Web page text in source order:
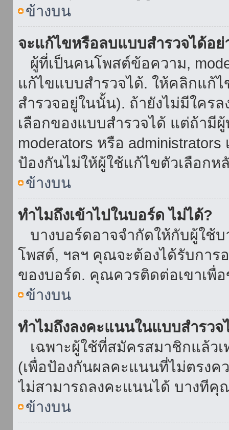
ข้างบน
จะแก้ไขหรือลบแบบสำรวจได้อย่
ผู้ที่เป็นคนโพสต์ข้อความ,
แก้ไขแบบสำรวจได้. ให้คลิกแก้
สำรวจอยู่ในนั้น). ถ้ายังไม่มีใค
เลือกของแบบสำรวจได้ แต่ถ้ามี
moderators หรือ
ป้องกันไม่ให้ผู้ใช้แก้ไขตัวเลือกห
ข้างบน
ทำไมถึงเข้าไปในบอร์ด ไม่ได้?
บางบอร์ดอาจจำกัดให้กับผู้ใช้บ
โพสต์, ฯลฯ คุณจะต้องได้รับการ
ของบอร์ด. คุณควรติดต่อเขาเพื่
ข้างบน
ทำไมถึงลงคะแนนในแบบสำรวจ
เฉพาะผู้ใช้ที่สมัครสมาชิกแล้ว
(เพื่อป้องกันผลคะแนนที่ไม่ตรง
ไม่สามารถลงคะแนนได้ บางที
ข้างบน